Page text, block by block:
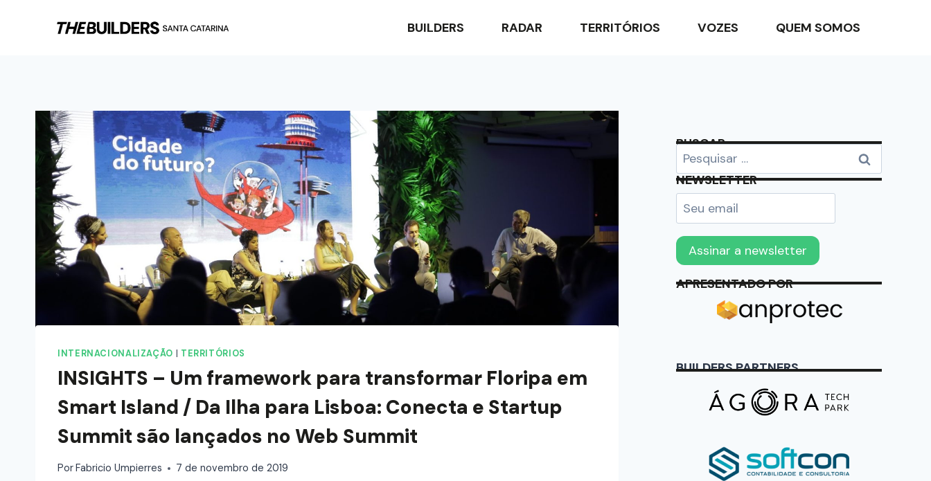
BUILDERS RADAR TERRITÓRIOS VOZES QUEM SOMOS
INTERNACIONALIZAÇÃO TERRITÓRIOS
INSIGHTS – Um framework para transformar Floripa em
Smart Island / Da Ilha para Lisboa: Conecta e Startup
Summit são lançados no Web Summit
Por Fabricio Umpierres 7 de novembro de 2019
BUSCAR
NEWSLETTER
APRESENTADO POR
BUILDERS PARTNERS